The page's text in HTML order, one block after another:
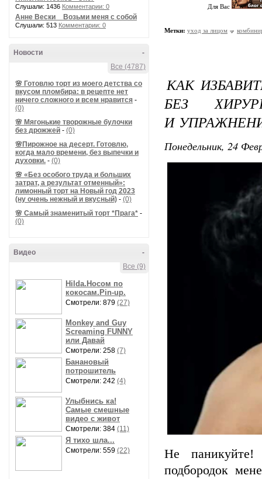
Слушали: 1436 Комментарии: 0
Анне Вески _ Возьми меня с собой
Слушали: 513 Комментарии: 0
-
Новости
Все (4787)
🌸 Готовлю торт из моего детства со
вкусом пломбира: в рецепте нет
ничего сложного и всем нравится -
(0)
🌸 Мягонькие творожные булочки
без дрожжей - (0)
🌸Пирожное на десерт. Готовлю,
когда мало времени, без выпечки и
духовки. - (0)
🌸 «Без особого труда и больших
затрат, а результат отменный»:
лимонный торт на Новый год 2023
(ну очень нежный и вкусный) - (0)
🌸 Самый знаменитый торт *Прага* -
(0)
-
Видео
Все (9)
Hilda.Носом по
кокосам.Pin-up.
Смотрели: 879 (27)
Monkey and Guy
Screaming FUNNY
или Давай
Смотрели: 258 (7)
Банановый
потрошитель
Смотрели: 242 (4)
Улыбнись ка!
Самые смешные
видео с живот
Смотрели: 384 (11)
Я тихо шла...
Смотрели: 559 (22)
Для Вас
Метки: уход за лицом
КАК
БЕЗ
И
Понедельник, 24
Не паникуйте!
подбородок